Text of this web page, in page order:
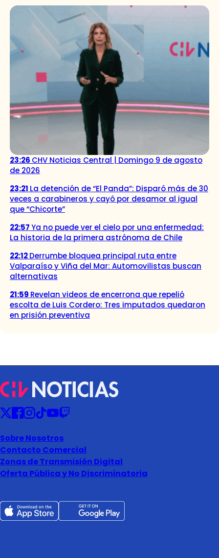
23:26 CHV Noticias Central | Domingo 9 de agosto
de 2026
23:21 La detención de “El Panda”: Disparó más de 30
veces a carabineros y cayó por desamor al igual
que “Chicorte”
22:57Ya no puede ver el cielo por una enfermedad:
La historia de la primera astrónoma de Chile
22:12Derrumbe bloquea principal ruta entre
Valparaíso y Viña del Mar: Automovilistas buscan
alternativas
21:59 Revelan videos de encerrona que repelió
escolta de Luis Cordero: Tres imputados quedaron
en prisión preventiva
Sobre Nosotros
Contacto Comercial
Zonas de Transmisión Digital
Oferta Pública y No Discriminatoria